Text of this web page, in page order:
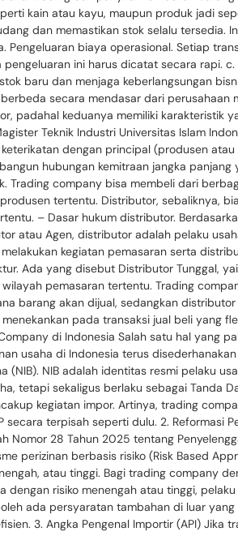
kain atau kayu, maupun produk jadi
dan memastikan stok selalu tersedia.
Pengeluaran biaya operasional. Setiap
ini harus dicatat secara rapi.
baru dan menjaga keberlangsungan
secara mendasar dari
keduanya memiliki karakteristik
Teknik Industri Universitas Islam
dengan principal (produsen
hubungan kemitraan jangka
Trading company bisa membeli dari
tertentu. Distributor, sebaliknya,
– Dasar hukum distributor.
atau Agen, distributor adalah pelaku
kegiatan pemasaran serta
Ada yang disebut Distributor Tunggal,
pemasaran tertentu. Trading
barang akan dijual, sedangkan
pada transaksi jual beli yang
di Indonesia Salah satu hal yang
usaha di Indonesia terus
NIB adalah identitas resmi pelaku
tetapi sekaligus berlaku sebagai Tanda
kegiatan impor. Artinya, trading
secara terpisah seperti dulu. 2.
28 Tahun 2025 tentang
perizinan berbasis risiko (Risk Based
atau tinggi. Bagi trading company
dengan risiko menengah atau tinggi,
ada persyaratan tambahan di luar
3. Angka Pengenal Importir (API) Jika